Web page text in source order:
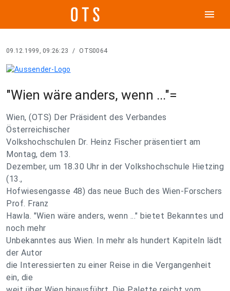
menu
09.12.1999, 09:26:23 / OTS0064
"Wien wäre anders, wenn ..."=
Wien, (OTS) Der Präsident des Verbandes
Österreichischer
Volkshochschulen Dr. Heinz Fischer präsentiert am
Montag, dem 13.
Dezember, um 18.30 Uhr in der Volkshochschule Hietzing
(13.,
Hofwiesengasse 48) das neue Buch des Wien-Forschers
Prof. Franz
Hawla. "Wien wäre anders, wenn ..." bietet Bekanntes und
noch mehr
Unbekanntes aus Wien. In mehr als hundert Kapiteln lädt
der Autor
die Interessierten zu einer Reise in die Vergangenheit
ein, die